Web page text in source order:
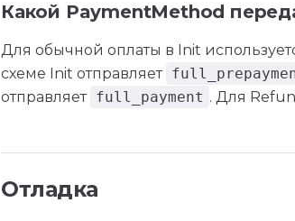
Какой PaymentMethod
Для обычной оплаты в Init
схеме Init отправляет
отправляет full_payment . Для
Отладка